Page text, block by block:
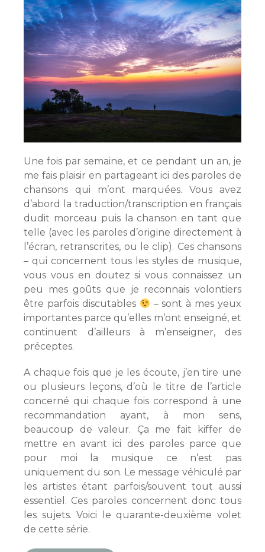
Une fois par semaine, et ce pendant un an, je
me fais plaisir en partageant ici des paroles de
chansons qui m’ont marquées. Vous avez
d’abord la traduction/transcription en français
dudit morceau puis la chanson en tant que
telle (avec les paroles d’origine directement à
l’écran, retranscrites, ou le clip). Ces chansons
– qui concernent tous les styles de musique,
vous vous en doutez si vous connaissez un
peu mes goûts que je reconnais volontiers
être parfois discutables
– sont à mes yeux
importantes parce qu’elles m’ont enseigné, et
continuent d’ailleurs à m’enseigner, des
préceptes.
A chaque fois que je les écoute, j’en tire une
ou plusieurs leçons, d’où le titre de l’article
concerné qui chaque fois correspond à une
recommandation ayant, à mon sens,
beaucoup de valeur. Ça me fait kiffer de
mettre en avant ici des paroles parce que
pour moi la musique ce n’est pas
uniquement du son. Le message véhiculé par
les artistes étant parfois/souvent tout aussi
essentiel. Ces paroles concernent donc tous
les sujets. Voici le quarante-deuxième volet
de cette série.